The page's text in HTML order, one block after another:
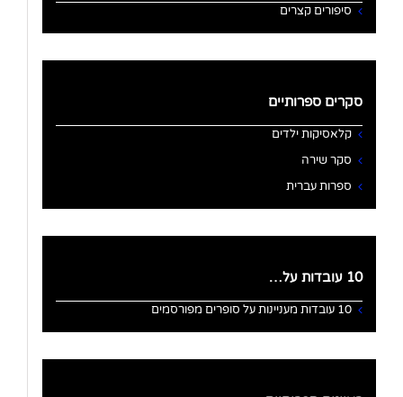
סיפורים קצרים
סקרים ספרותיים
קלאסיקות ילדים
סקר שירה
ספרות עברית
10 עובדות על…
10 עובדות מעניינות על סופרים מפורסמים